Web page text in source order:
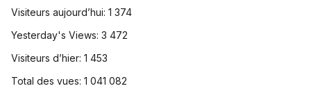
Visiteurs aujourd’hui: 1 374
Yesterday's Views: 3 472
Visiteurs d’hier: 1 453
Total des vues: 1 041 082